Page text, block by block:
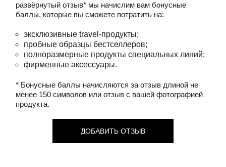
развёрнутый отзыв* мы начислим вам бонусные
баллы, которые вы сможете потратить на:
эксклюзивные travel-продукты;
пробные образцы бестселлеров;
полноразмерные продукты специальных линий;
фирменные аксессуары.
* Бонусные баллы начисляются за отзыв длиной не
менее 150 символов или отзыв с вашей фотографией
продукта.
ДОБАВИТЬ ОТЗЫВ